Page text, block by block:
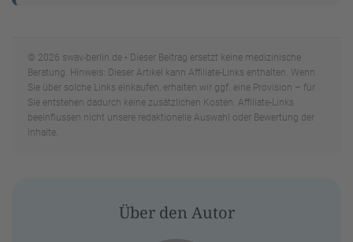
© 2026 swav-berlin.de • Dieser Beitrag ersetzt keine medizinische
Beratung. Hinweis: Dieser Artikel kann Affiliate-Links enthalten. Wenn
Sie über solche Links einkaufen, erhalten wir ggf. eine Provision – für
Sie entstehen dadurch keine zusätzlichen Kosten. Affiliate-Links
beeinflussen nicht unsere redaktionelle Auswahl oder Bewertung der
Inhalte.
Über den Autor